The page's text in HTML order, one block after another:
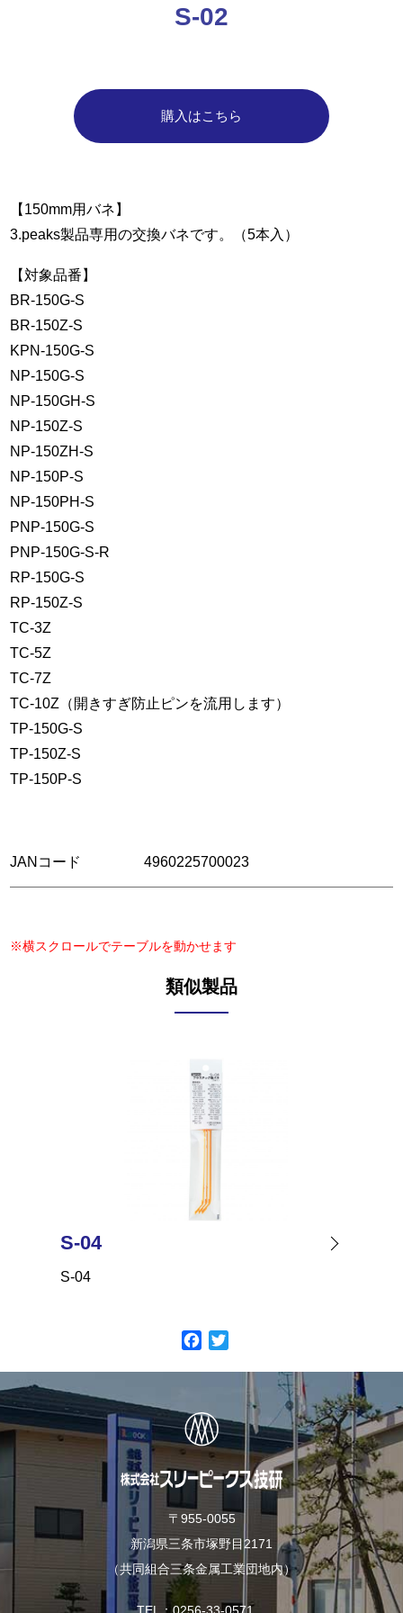
S-02
購入はこちら
【150mm用バネ】
3.peaks製品専用の交換バネです。（5本入）
【対象品番】
BR-150G-S
BR-150Z-S
KPN-150G-S
NP-150G-S
NP-150GH-S
NP-150Z-S
NP-150ZH-S
NP-150P-S
NP-150PH-S
PNP-150G-S
PNP-150G-S-R
RP-150G-S
RP-150Z-S
TC-3Z
TC-5Z
TC-7Z
TC-10Z（開きすぎ防止ピンを流用します）
TP-150G-S
TP-150Z-S
TP-150P-S
JANコード 4960225700023
※横スクロールでテーブルを動かせます
類似製品
S-04
S-04
b
o
o
k
t
e
〒955-0055
新潟県三条市塚野目2171
（共同組合三条金属工業団地内）